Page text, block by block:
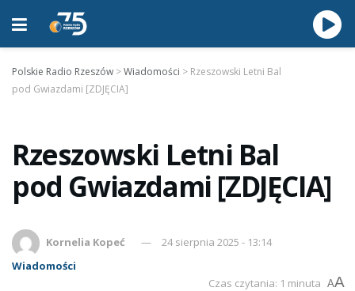
Polskie Radio Rzeszów >Wiadomości > Rzeszowski Letni Bal
pod Gwiazdami [ZDJĘCIA]
Rzeszowski Letni Bal
pod Gwiazdami [ZDJĘCIA]
Kornelia Kopeć
24 sierpnia 2025 - 13:14
Wiadomości
Czas czytania: 1 minuta AA